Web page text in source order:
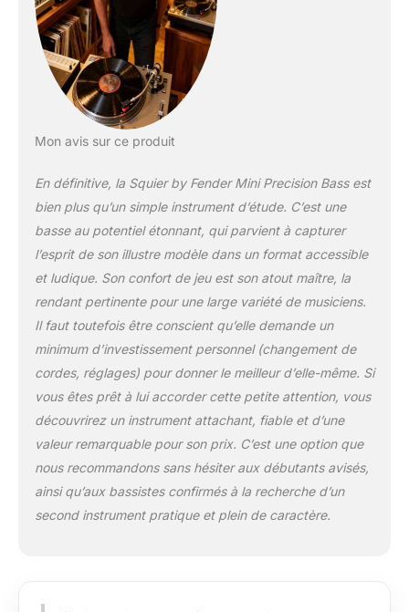
compromettre le son
ou la jouabilité Dotée
d'une superbe
finition couleur rouge
Dakota, d'un corps
un micro à simple
Squier, des contrôles
de volume et de
tonalité pour la
variété sonore Ses
mécaniques
d'accordage moulées
sous pression
scellées offrent une
stabilité d'accordage
fiable avec un
engrenage, rendant
cette guitare fiable
pour tout type de
performance La
Squier Mini Precison
design renommé de
Mon avis sur ce produit
En définitive, la Squier by Fender Mini Precision Bass est
bien plus qu’un simple instrument d’étude. C’est une
basse au potentiel étonnant, qui parvient à capturer
l’esprit de son illustre modèle dans un format accessible
et ludique. Son confort de jeu est son atout maître, la
rendant pertinente pour une large variété de musiciens.
Il faut toutefois être conscient qu’elle demande un
minimum d’investissement personnel (changement de
cordes, réglages) pour donner le meilleur d’elle-même. Si
vous êtes prêt à lui accorder cette petite attention, vous
découvrirez un instrument attachant, fiable et d’une
valeur remarquable pour son prix. C’est une option que
nous recommandons sans hésiter aux débutants avisés,
ainsi qu’aux bassistes confirmés à la recherche d’un
second instrument pratique et plein de caractère.